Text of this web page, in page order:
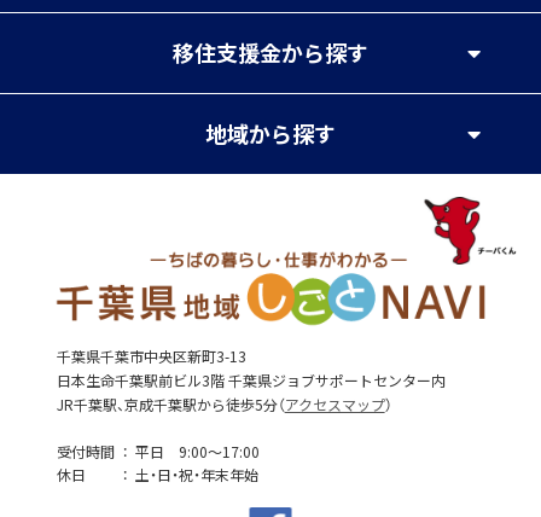
移住支援金から探す
地域から探す
千葉県千葉市中央区新町3-13
日本生命千葉駅前ビル3階 千葉県ジョブサポートセンター内
JR千葉駅、京成千葉駅から徒歩5分（アクセスマップ）
受付時間
平日 9:00～17:00
休日
土・日・祝・年末年始